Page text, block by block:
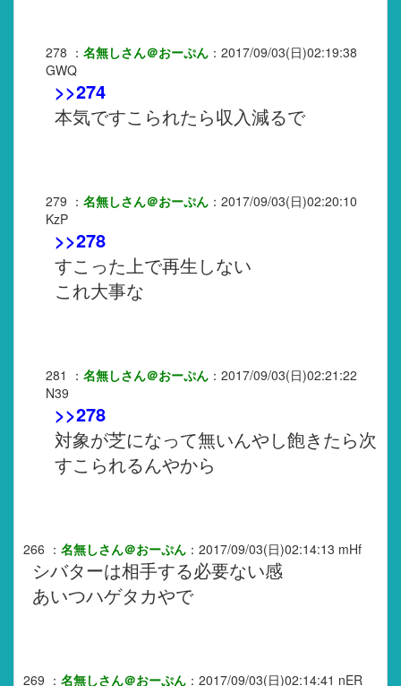
278 ： 名無しさん＠おーぷん ： 2017/09/03(日)02:19:38
GWQ
>>274
本気ですこられたら収入減るで
279 ： 名無しさん＠おーぷん ： 2017/09/03(日)02:20:10
KzP
>>278
すこった上で再生しない
これ大事な
281 ： 名無しさん＠おーぷん ： 2017/09/03(日)02:21:22
N39
>>278
対象が芝になって無いんやし飽きたら次
すこられるんやから
266 ： 名無しさん＠おーぷん ： 2017/09/03(日)02:14:13 mHf
シバターは相手する必要ない感
あいつハゲタカやで
269 ： 名無しさん＠おーぷん ： 2017/09/03(日)02:14:41 nER